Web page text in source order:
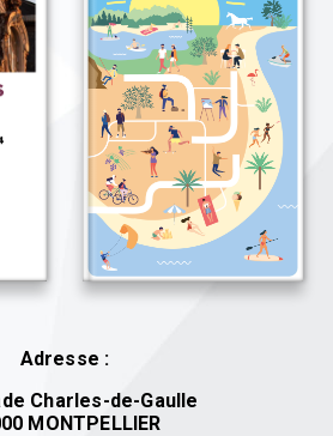
Adresse :
Charles-de-Gaulle
MONTPELLIER